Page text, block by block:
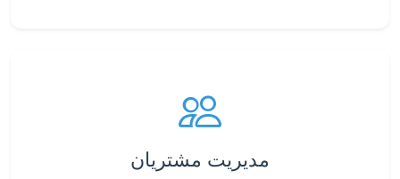
مدیریت مشتریان